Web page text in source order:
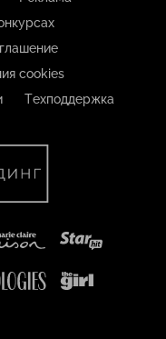
cookies
Техподдержка